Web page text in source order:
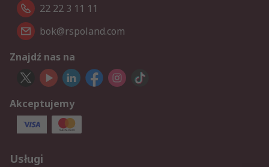
22 22 3 11 11
bok@rspoland.com
Znajdź nas na
Akceptujemy
Usługi